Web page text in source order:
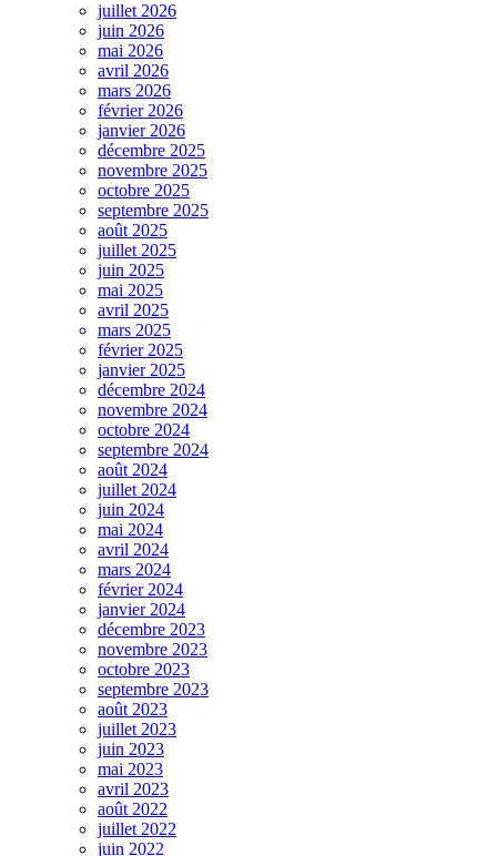
juillet 2026
juin 2026
mai 2026
avril 2026
mars 2026
février 2026
janvier 2026
décembre 2025
novembre 2025
octobre 2025
septembre 2025
août 2025
juillet 2025
juin 2025
mai 2025
avril 2025
mars 2025
février 2025
janvier 2025
décembre 2024
novembre 2024
octobre 2024
septembre 2024
août 2024
juillet 2024
juin 2024
mai 2024
avril 2024
mars 2024
février 2024
janvier 2024
décembre 2023
novembre 2023
octobre 2023
septembre 2023
août 2023
juillet 2023
juin 2023
mai 2023
avril 2023
août 2022
juillet 2022
juin 2022